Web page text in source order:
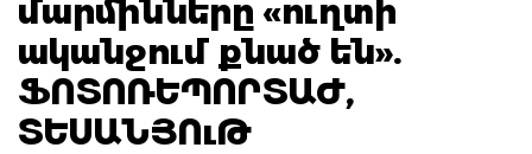
մարմինները «ուղտի
ականջում քնած են».
ՖՈՏՈՌԵՊՈՐՏԱԺ,
ՏԵՍԱՆՅՈւԹ